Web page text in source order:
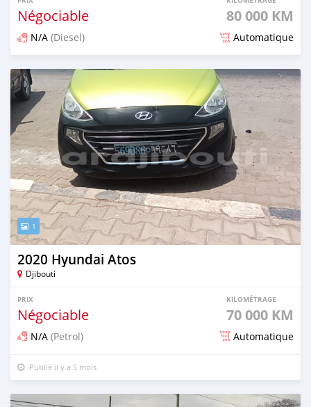
Négociable 80 000 KM
N/A (Diesel) Automatique
Publié il y a 4 mois
1
2020 Hyundai Atos
Djibouti
PRIX
Négociable
KILOMÉTRAGE
70 000 KM
N/A (Petrol) Automatique
Publié il y a 5 mois